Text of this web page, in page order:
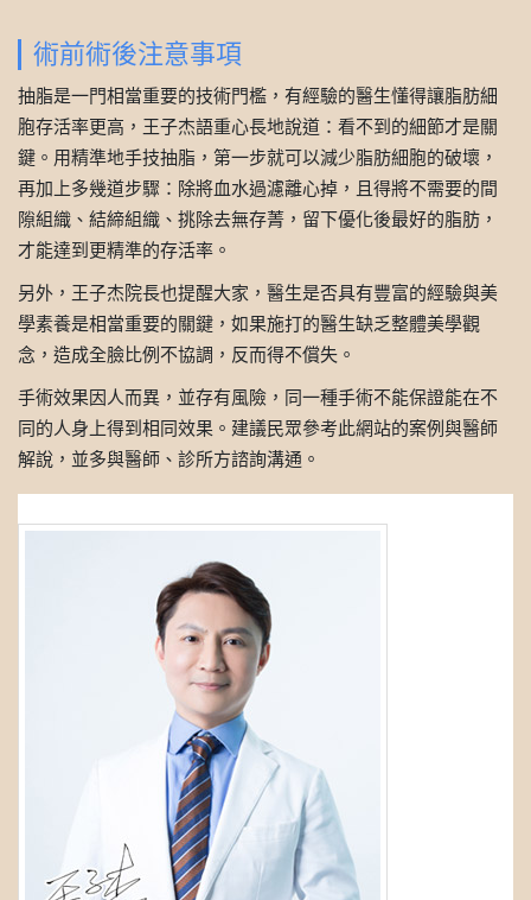
術前術後注意事項
抽脂是一門相當重要的技術門檻，有經驗的醫生懂得讓脂肪細
胞存活率更高，王子杰語重心長地說道：看不到的細節才是關
鍵。用精準地手技抽脂，第一步就可以減少脂肪細胞的破壞，
再加上多幾道步驟：除將血水過濾離心掉，且得將不需要的間
隙組織、結締組織、挑除去無存菁，留下優化後最好的脂肪，
才能達到更精準的存活率。
另外，王子杰院長也提醒大家，醫生是否具有豐富的經驗與美
學素養是相當重要的關鍵，如果施打的醫生缺乏整體美學觀
念，造成全臉比例不協調，反而得不償失。
手術效果因人而異，並存有風險，同一種手術不能保證能在不
同的人身上得到相同效果。建議民眾參考此網站的案例與醫師
解說，並多與醫師、診所方諮詢溝通。